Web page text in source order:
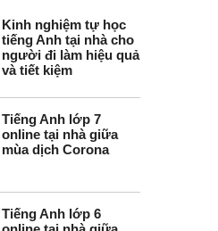
Kinh nghiệm tự học
tiếng Anh tại nhà cho
người đi làm hiệu quả
và tiết kiệm
Tiếng Anh lớp 7
online tại nhà giữa
mùa dịch Corona
Tiếng Anh lớp 6